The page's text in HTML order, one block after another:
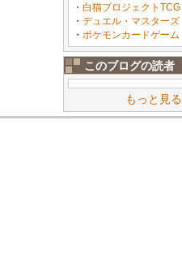
・ 白猫プロジェクトTCG
・ デュエル・マスターズ
・ ポケモンカードゲーム
このブログの読者
もっと見る